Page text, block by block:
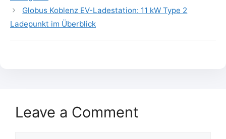
Globus Koblenz EV-Ladestation: 11 kW Type 2
Ladepunkt im Überblick
Leave a Comment